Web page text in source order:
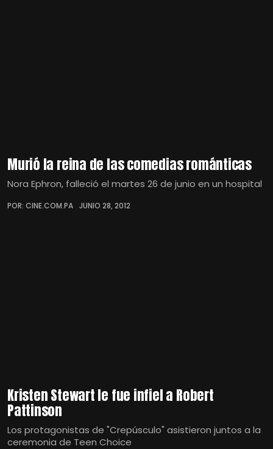
Murió la reina de las comedias románticas
Nora Ephron, falleció el martes 26 de junio en un hospital
POR: CINE.COM.PA JUNIO 28, 2012
Kristen Stewart le fue infiel a Robert
Pattinson
Los protagonistas de "Crepúsculo" asistieron juntos a la
ceremonia de Teen Choice